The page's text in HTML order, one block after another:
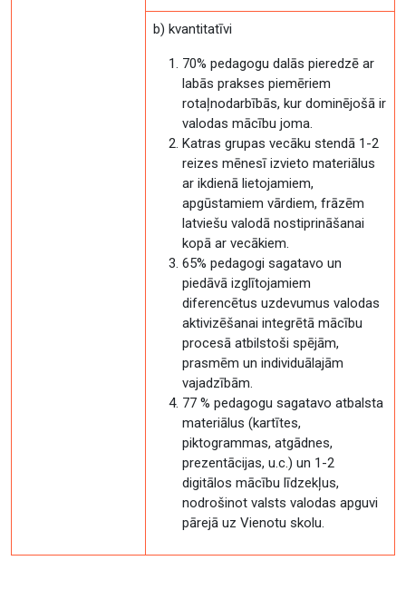
b) kvantitatīvi
70% pedagogu dalās pieredzē ar
labās prakses piemēriem
rotaļnodarbībās, kur dominējošā ir
valodas mācību joma.
Katras grupas vecāku stendā 1-2
reizes mēnesī izvieto materiālus
ar ikdienā lietojamiem,
apgūstamiem vārdiem, frāzēm
latviešu valodā nostiprināšanai
kopā ar vecākiem.
65% pedagogi sagatavo un
piedāvā izglītojamiem
diferencētus uzdevumus valodas
aktivizēšanai integrētā mācību
procesā atbilstoši spējām,
prasmēm un individuālajām
vajadzībām.
77 % pedagogu sagatavo atbalsta
materiālus (kartītes,
piktogrammas, atgādnes,
prezentācijas, u.c.) un 1-2
digitālos mācību līdzekļus,
nodrošinot valsts valodas apguvi
pārejā uz Vienotu skolu.